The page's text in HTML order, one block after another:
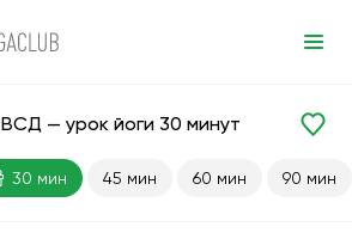
Антистресс Кардио
— урок йоги 30 минут
30 мин 45 мин 60 мин 90 мин